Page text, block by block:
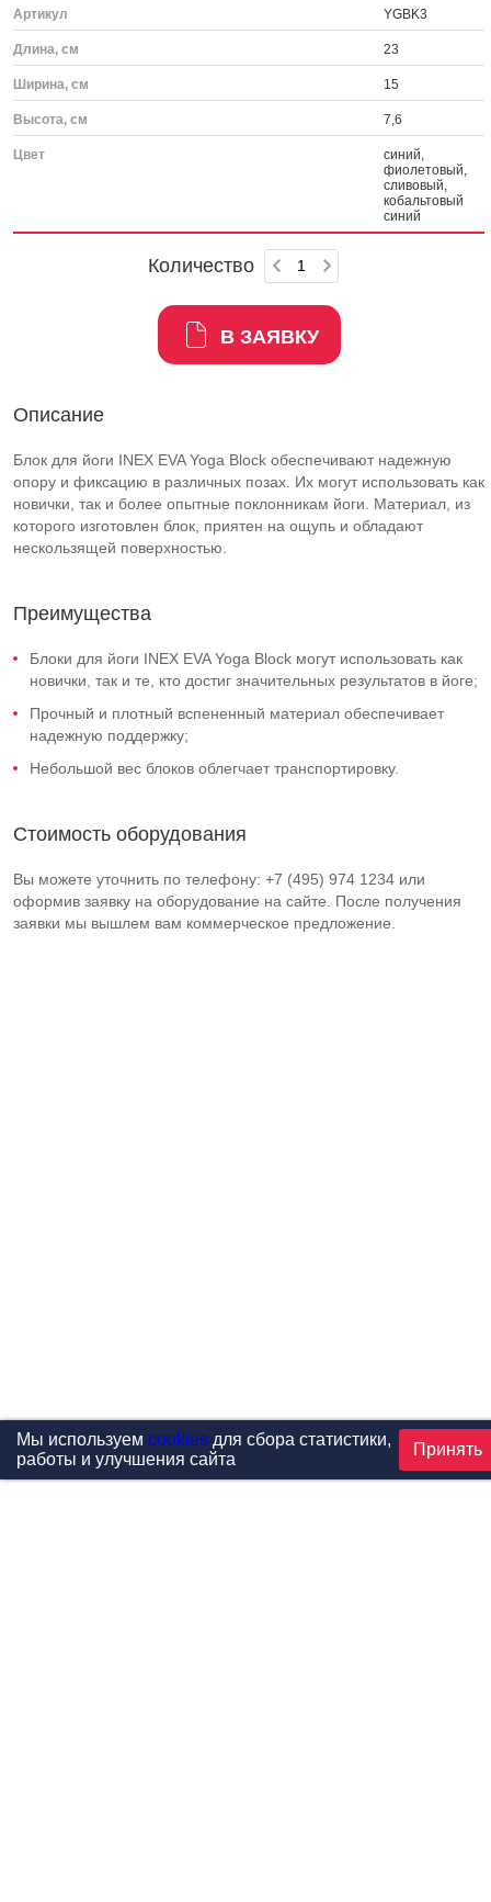
Артикул YGBK3
Длина, см 23
Ширина, см 15
Высота, см 7,6
Цвет
синий,
фиолетовый,
сливовый,
кобальтовый
синий
Количество
В ЗАЯВКУ
Описание
Блок для йоги INEX EVA Yoga Block обеспечивают надежную
опору и фиксацию в различных позах. Их могут использовать как
новички, так и более опытные поклонникам йоги. Материал, из
которого изготовлен блок, приятен на ощупь и обладают
нескользящей поверхностью.
Преимущества
Блоки для йоги INEX EVA Yoga Block могут использовать как
новички, так и те, кто достиг значительных результатов в йоге;
Прочный и плотный вспененный материал обеспечивает
надежную поддержку;
Небольшой вес блоков облегчает транспортировку.
Стоимость оборудования
Вы можете уточнить по телефону: +7 (495) 974 1234 или
оформив заявку на оборудование на сайте. После получения
заявки мы вышлем вам коммерческое предложение.
Мы используем cookiesдля сбора статистики,
работы и улучшения сайта
Принять